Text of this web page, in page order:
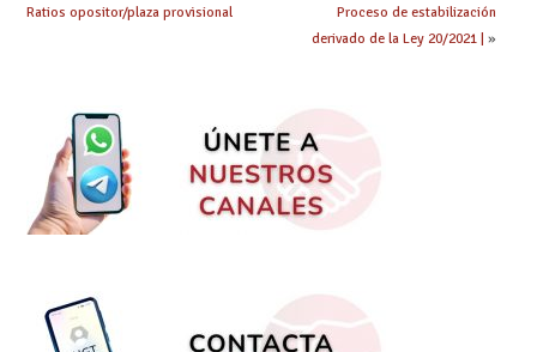
Ratios opositor/plaza provisional
Proceso de estabilización
derivado de la Ley 20/2021 | »